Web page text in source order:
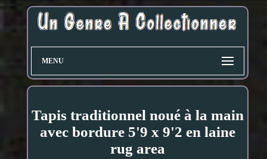
MENU
Tapis traditionnel noué à la main
avec bordure 5'9 x 9'2 en laine
rug area